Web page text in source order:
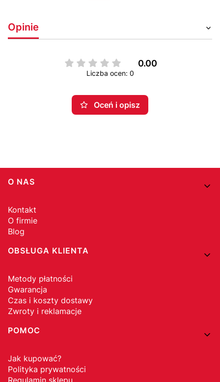
Opinie
0.00
Liczba ocen: 0
Oceń i opisz
Linki w stopce
O NAS
Kontakt
O firmie
Blog
OBSŁUGA KLIENTA
Metody płatności
Gwarancja
Czas i koszty dostawy
Zwroty i reklamacje
POMOC
Jak kupować?
Polityka prywatności